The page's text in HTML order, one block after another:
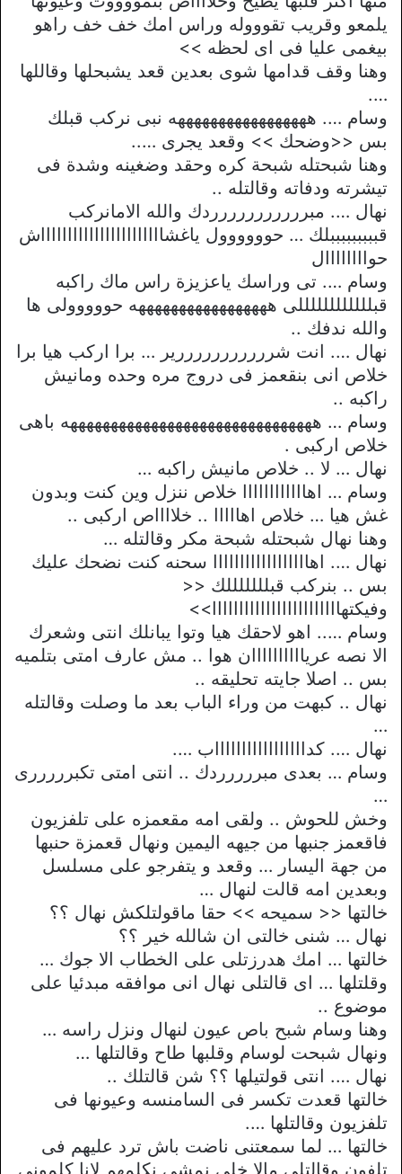
يلمعو وقريب تقوووله وراس امك خف خف راهو
بيغمى عليا فى اى لحظه >>
وهنا وقف قدامها شوى بعدين قعد يشبحلها وقاللها
….
وسام …. هههههههههههههههههه نبى نركب قبلك
بس <<وضحك >> وقعد يجرى …..
وهنا شبحتله شبحة كره وحقد وضغينه وشدة فى
تيشرته ودفاته وقالتله ..
نهال …. مبررررررررررردك والله الامانركب
قبببببببببلك … حوووووول ياغشاااااااااااااااااااااااش
حواااااااال
وسام …. تى وراسك ياعزيزة راس ماك راكبه
قبللللللللللللى هههههههههههههههههه حووووولى ها
والله ندفك ..
نهال …. انت شرررررررررررير … برا اركب هيا برا
خلاص انى بنقعمز فى دروج مره وحده ومانيش
راكبه ..
وسام … هههههههههههههههههههههههههههههههه باهى
خلاص اركبى .
نهال … لا .. خلاص مانيش راكبه …
وسام … اهاااااااااااا خلاص ننزل وين كنت وبدون
غش هيا … خلاص اهااااا .. خلااااص اركبى ..
وهنا نهال شبحتله شبحة مكر وقالتله …
نهال …. اهاااااااااااااااااا سحنه كنت نضحك عليك
بس .. بنركب قبلللللللك <<
وفيكتهاااااااااااااااااااااااا>>
وسام ….. اهو لاحقك هيا وتوا يبانلك انتى وشعرك
الا نصه عرياااااااااان هوا .. مش عارف امتى بتلميه
بس .. اصلا جايته تحليقه ..
نهال .. كبهت من وراء الباب بعد ما وصلت وقالتله
…
نهال …. كداااااااااااااااااب ….
وسام … بعدى مبررررردك .. انتى امتى تكبرررررى
…
وخش للحوش .. ولقى امه مقعمزه على تلفزيون
فاقعمز جنبها من جيهه اليمين ونهال قعمزة حنبها
من جهة اليسار … وقعد و يتفرجو على مسلسل
وبعدين امه قالت لنهال …
خالتها << سميحه >> حقا ماقولتلكش نهال ؟؟
نهال … شنى خالتى ان شالله خير ؟؟
خالتها … امك هدرزتلى على الخطاب الا جوك …
وقلتلها … اى قالتلى نهال انى موافقه مبدئيا على
موضوع ..
وهنا وسام شبح باص عيون لنهال ونزل راسه …
ونهال شبحت لوسام وقلبها طاح وقالتلها …
نهال …. انتى قولتيلها ؟؟ شن قالتلك ..
خالتها قعدت تكسر فى السامنسه وعيونها فى
تلفزيون وقالتلها ….
خالتها … لما سمعتنى ناضت باش ترد عليهم فى
تلفون وقالتلى مالا خلى نمشى نكلمهم لانا كلمونى